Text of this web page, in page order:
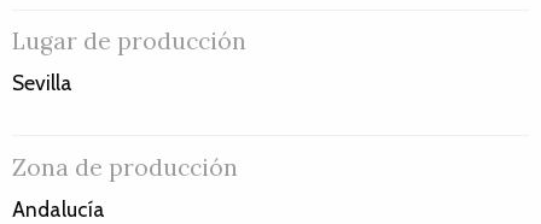
Lugar de producción
Sevilla
Zona de producción
Andalucía